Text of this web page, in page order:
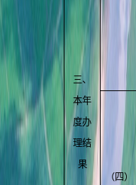
三、
本年
度办
理结
果
（四）